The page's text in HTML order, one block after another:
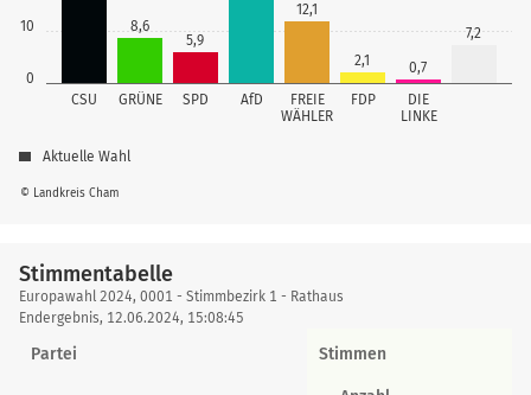
0
10
CSU GRÜNE SPD AfD
FREIE
WÄHLER
FDP
DIE
LINKE
8,6
5,9
12,1
2,1 0,7
7,2
© Landkreis Cham
Aktuelle Wahl
Stimmentabelle
Stimmentabelle
Europawahl 2024, 0001 - Stimmbezirk 1 - Rathaus
Endergebnis, 12.06.2024, 15:08:45
Partei Stimmen